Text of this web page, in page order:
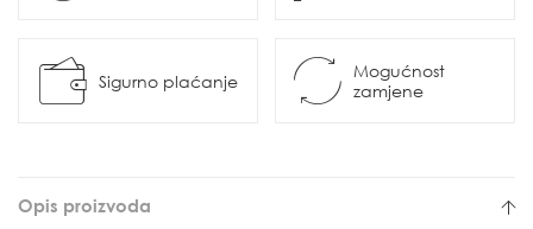
Sigurno plaćanje
Mogućnost
zamjene
Opis proizvoda